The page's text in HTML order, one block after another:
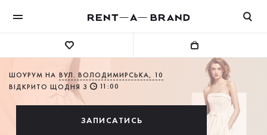
ШОУРУМ НА ВУЛ. ВОЛОДИМИРСЬКА, 10
ВІДКРИТО ЩОДНЯ З
11:00
ЗАПИСАТИСЬ